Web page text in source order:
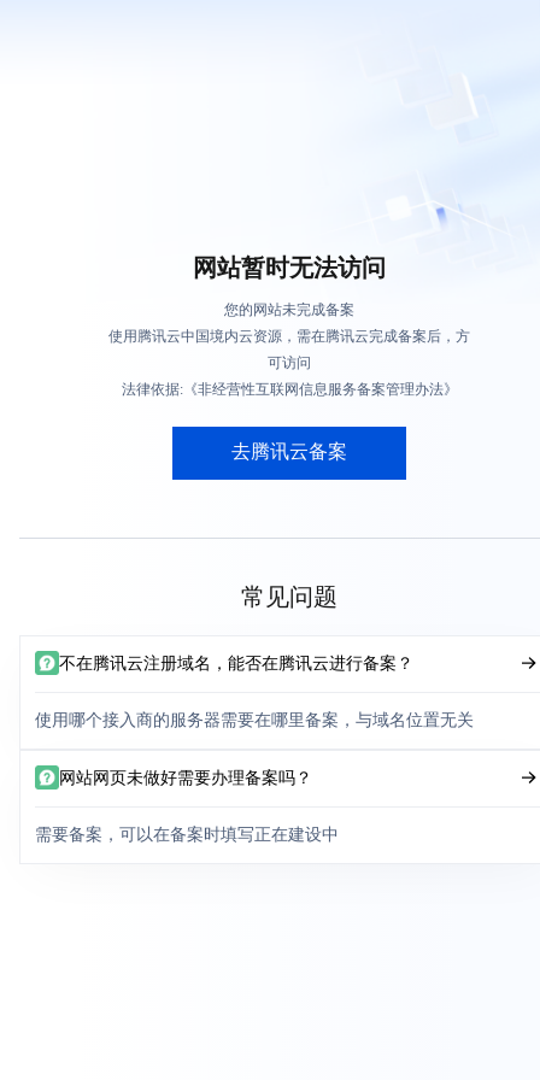
网站暂时无法访问
您的网站未完成备案
使用腾讯云中国境内云资源，需在腾讯云完成备案后，方
可访问
法律依据:《非经营性互联网信息服务备案管理办法》
去腾讯云备案
常见问题
不在腾讯云注册域名，能否在腾讯云进行备案？
使用哪个接入商的服务器需要在哪里备案，与域名位置无关
网站网页未做好需要办理备案吗？
需要备案，可以在备案时填写正在建设中